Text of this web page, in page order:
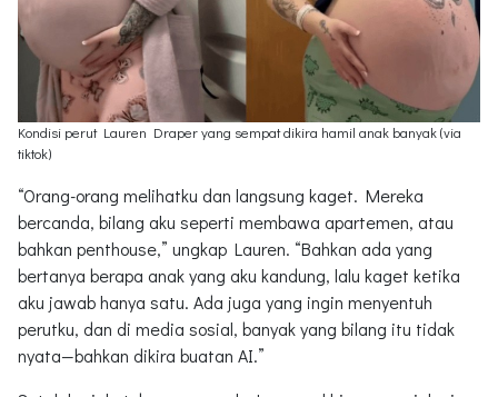
Kondisi perut Lauren Draper yang sempat dikira hamil anak banyak (via
tiktok)
“Orang-orang melihatku dan langsung kaget. Mereka
bercanda, bilang aku seperti membawa apartemen, atau
bahkan penthouse,” ungkap Lauren. “Bahkan ada yang
bertanya berapa anak yang aku kandung, lalu kaget ketika
aku jawab hanya satu. Ada juga yang ingin menyentuh
perutku, dan di media sosial, banyak yang bilang itu tidak
nyata—bahkan dikira buatan AI.”